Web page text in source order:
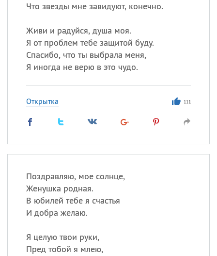
Что звезды мне завидуют, конечно.
Живи и радуйся, душа моя.
Я от проблем тебе защитой буду.
Спасибо, что ты выбрала меня,
Я иногда не верю в это чудо.
Открытка 111
Поздравляю, мое солнце,
Женушка родная.
В юбилей тебе я счастья
И добра желаю.
Я целую твои руки,
Пред тобой я млею,